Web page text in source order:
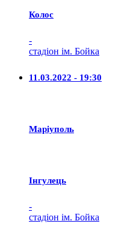
Колос
-
стадіон ім. Бойка
11.03.2022 - 19:30
Маріуполь
Iнгулець
-
стадіон ім. Бойка